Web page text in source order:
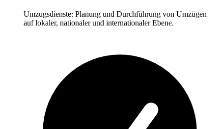
Umzugsdienste: Planung und Durchführung von Umzügen
auf lokaler, nationaler und internationaler Ebene.